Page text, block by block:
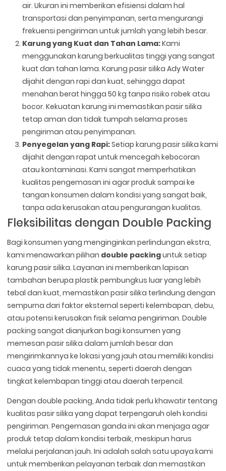
air. Ukuran ini memberikan efisiensi dalam hal
transportasi dan penyimpanan, serta mengurangi
frekuensi pengiriman untuk jumlah yang lebih besar.
Karung yang Kuat dan Tahan Lama:Kami
menggunakan karung berkualitas tinggi yang sangat
kuat dan tahan lama. Karung pasir silika Ady Water
dijahit dengan rapi dan kuat, sehingga dapat
menahan berat hingga 50 kg tanpa risiko robek atau
bocor. Kekuatan karung ini memastikan pasir silika
tetap aman dan tidak tumpah selama proses
pengiriman atau penyimpanan.
Penyegelan yang Rapi:Setiap karung pasir silika kami
dijahit dengan rapat untuk mencegah kebocoran
atau kontaminasi. Kami sangat memperhatikan
kualitas pengemasan ini agar produk sampai ke
tangan konsumen dalam kondisi yang sangat baik,
tanpa ada kerusakan atau pengurangan kualitas.
Fleksibilitas dengan Double Packing
Bagi konsumen yang menginginkan perlindungan ekstra,
kami menawarkan pilihan double packinguntuk setiap
karung pasir silika. Layanan ini memberikan lapisan
tambahan berupa plastik pembungkus luar yang lebih
tebal dan kuat, memastikan pasir silika terlindung dengan
sempurna dari faktor eksternal seperti kelembapan, debu,
atau potensi kerusakan fisik selama pengiriman. Double
packing sangat dianjurkan bagi konsumen yang
memesan pasir silika dalam jumlah besar dan
mengirimkannya ke lokasi yang jauh atau memiliki kondisi
cuaca yang tidak menentu, seperti daerah dengan
tingkat kelembapan tinggi atau daerah terpencil.
Dengan double packing, Anda tidak perlu khawatir tentang
kualitas pasir silika yang dapat terpengaruh oleh kondisi
pengiriman. Pengemasan ganda ini akan menjaga agar
produk tetap dalam kondisi terbaik, meskipun harus
melalui perjalanan jauh. Ini adalah salah satu upaya kami
untuk memberikan pelayanan terbaik dan memastikan